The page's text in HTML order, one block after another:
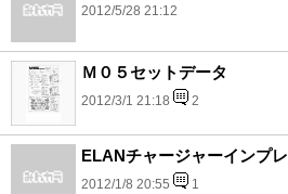
2012/5/28 21:12
Ｍ０５セットデータ
2012/3/1 21:18 2
ELANチャージャーインプレ
2012/1/8 20:55 1